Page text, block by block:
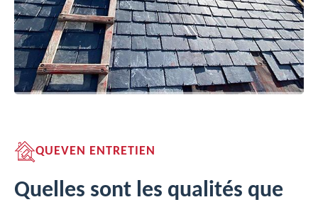
QUEVEN ENTRETIEN
Quelles sont les qualités que